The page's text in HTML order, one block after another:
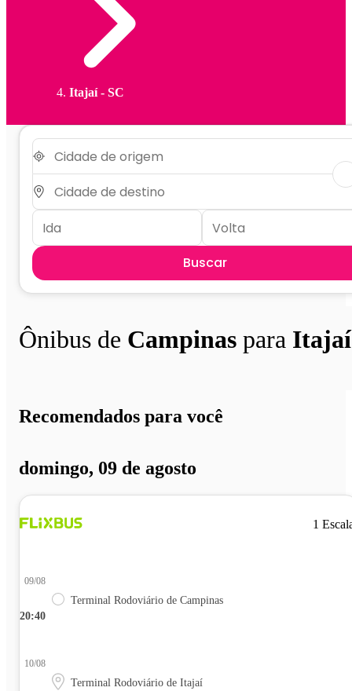
Itajaí - SC
Buscar
Ônibus de Campinas para Itajaí
Recomendados para você
domingo, 09 de agosto
1
20:40
09/08
Terminal Rodoviário de Campinas
10/08
Terminal Rodoviário de Itajaí